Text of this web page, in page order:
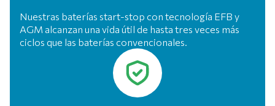
Nuestras baterías start-stop con tecnología EFB y
AGM alcanzan una vida útil de hasta tres veces más
ciclos que las baterías convencionales.